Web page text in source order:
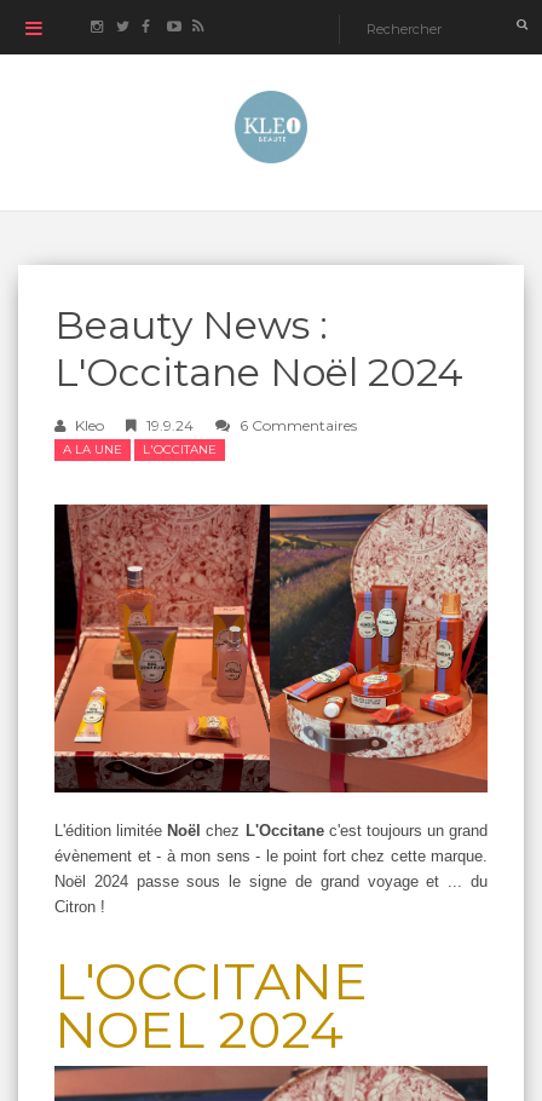
Beauty News :
L'Occitane Noël 2024
Kleo 19.9.24 6 Commentaires
A LA UNE L'OCCITANE
L'édition limitée Noëlchez L'Occitanec'est toujours un grand
évènement et - à mon sens - le point fort chez cette marque.
Noël 2024 passe sous le signe de grand voyage et ... du
Citron !
L'OCCITANE
NOEL 2024